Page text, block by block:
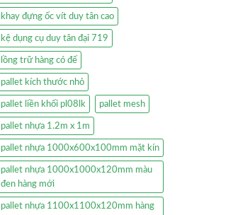
khay đựng ốc vít duy tân cao
kệ dụng cụ duy tân đại 719
lồng trữ hàng có đế
pallet kích thước nhỏ
pallet liền khối pl08lk pallet mesh
pallet nhựa 1.2m x 1m
pallet nhựa 1000x600x100mm mặt kín
pallet nhựa 1000x1000x120mm màu
đen hàng mới
pallet nhựa 1100x1100x120mm hàng